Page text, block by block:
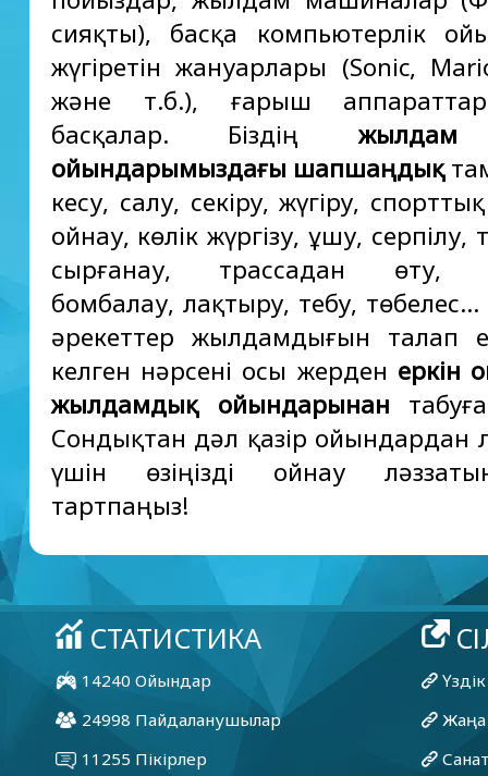
сияқты), басқа компьютерлік
жүгіретін жануарлары (Sonic,
және т.б.), ғарыш
басқалар. Біздіңжылдам
ойындарымыздағы шапшаңдық
кесу, салу, секіру, жүгіру,
ойнау, көлік жүргізу, ұшу, серпілу,
сырғанау, трассадан өту,
бомбалау, лақтыру, тебу, төбелес...
әрекеттер жылдамдығын талап
келген нәрсені осы жерден еркін
жылдамдық ойындарынан
Сондықтан дәл қазір ойындардан
үшін өзіңізді ойнау
тартпаңыз!